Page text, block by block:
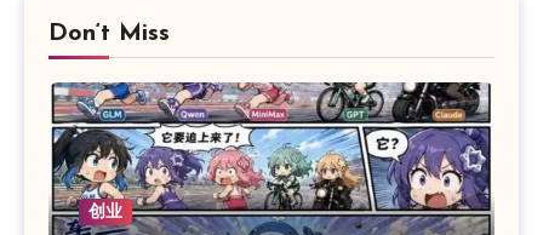
Don‘t Miss
创业